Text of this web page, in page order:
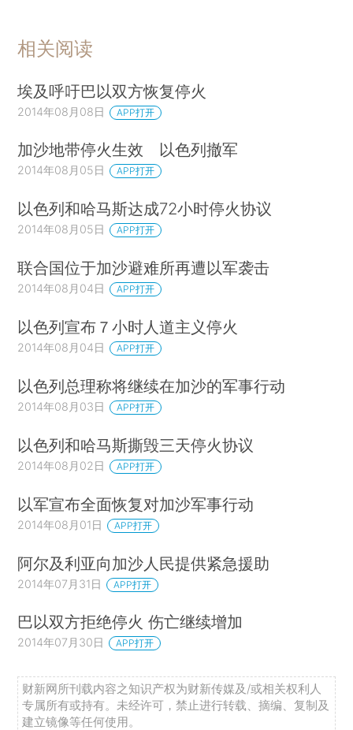
相关阅读
埃及呼吁巴以双方恢复停火
2014年08月08日 APP打开
加沙地带停火生效 以色列撤军
2014年08月05日 APP打开
以色列和哈马斯达成72小时停火协议
2014年08月05日 APP打开
联合国位于加沙避难所再遭以军袭击
2014年08月04日 APP打开
以色列宣布７小时人道主义停火
2014年08月04日 APP打开
以色列总理称将继续在加沙的军事行动
2014年08月03日 APP打开
以色列和哈马斯撕毁三天停火协议
2014年08月02日 APP打开
以军宣布全面恢复对加沙军事行动
2014年08月01日 APP打开
阿尔及利亚向加沙人民提供紧急援助
2014年07月31日 APP打开
巴以双方拒绝停火 伤亡继续增加
2014年07月30日 APP打开
财新网所刊载内容之知识产权为财新传媒及/或相关权利人
专属所有或持有。未经许可，禁止进行转载、摘编、复制及
建立镜像等任何使用。